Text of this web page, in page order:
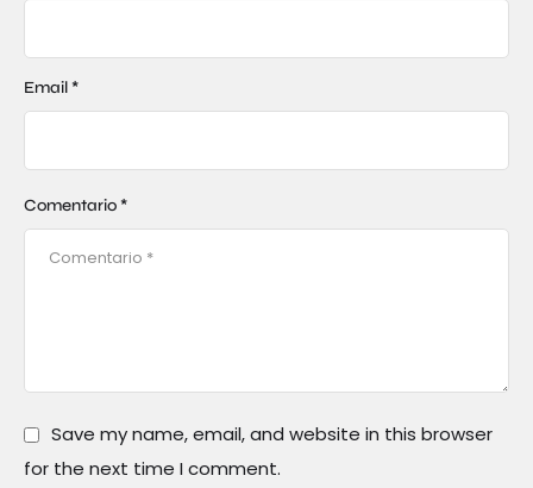
Comentario *
Email *
Save my name, email, and website in this browser
for the next time I comment.